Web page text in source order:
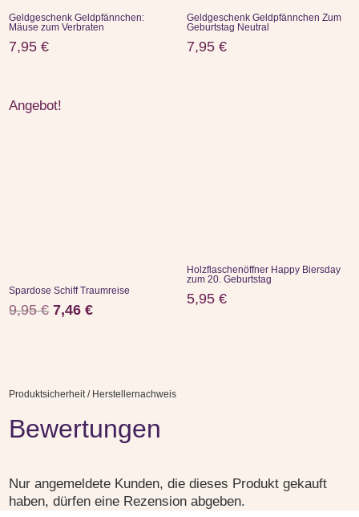
Geldgeschenk Geldpfännchen:
Mäuse zum Verbraten
7,95€
Geldgeschenk Geldpfännchen Zum
Geburtstag Neutral
7,95 €
Angebot!
Spardose Schiff Traumreise
9,95€ Ursprünglicher
7,46€Aktueller
Holzflaschenöffner Happy Biersday
zum 20. Geburtstag
5,95 €
Produktsicherheit / Herstellernachweis
Bewertungen
Nur angemeldete Kunden, die dieses Produkt gekauft
haben, dürfen eine Rezension abgeben.